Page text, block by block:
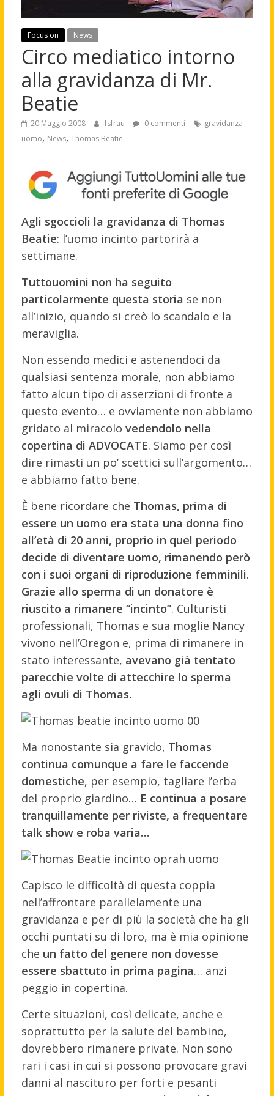
Focus on News
Circo mediatico intorno
alla gravidanza di Mr.
Beatie
20 Maggio 2008 fsfrau 0 commenti
gravidanza
uomo, News, Thomas Beatie
Agli sgoccioli la gravidanza di Thomas
Beatie: l’uomo incinto partorirà a
settimane.
Tuttouomini non ha seguito
particolarmente questa storia se non
all’inizio, quando si creò lo scandalo e la
meraviglia.
Non essendo medici e astenendoci da
qualsiasi sentenza morale, non abbiamo
fatto alcun tipo di asserzioni di fronte a
questo evento… e ovviamente non abbiamo
gridato al miracolo vedendolo nella
copertina di ADVOCATE. Siamo per così
dire rimasti un po’ scettici sull’argomento…
e abbiamo fatto bene.
È bene ricordare che Thomas, prima di
essere un uomo era stata una donna fino
all’età di 20 anni, proprio in quel periodo
decide di diventare uomo, rimanendo però
con i suoi organi di riproduzione femminili.
Grazie allo sperma di un donatore è
riuscito a rimanere “incinto”. Culturisti
professionali, Thomas e sua moglie Nancy
vivono nell’Oregon e, prima di rimanere in
stato interessante, avevano già tentato
parecchie volte di attecchire lo sperma
agli ovuli di Thomas.
Ma nonostante sia gravido, Thomas
continua comunque a fare le faccende
domestiche, per esempio, tagliare l’erba
del proprio giardino… E continua a posare
tranquillamente per riviste, a frequentare
talk show e roba varia…
Capisco le difficoltà di questa coppia
nell’affrontare parallelamente una
gravidanza e per di più la società che ha gli
occhi puntati su di loro, ma è mia opinione
che un fatto del genere non dovesse
essere sbattuto in prima pagina… anzi
peggio in copertina.
Certe situazioni, così delicate, anche e
soprattutto per la salute del bambino,
dovrebbero rimanere private. Non sono
rari i casi in cui si possono provocare gravi
danni al nascituro per forti e pesanti